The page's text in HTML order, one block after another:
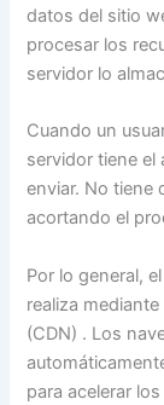
datos del sitio
procesar los
servidor lo
Cuando un
servidor tiene el
enviar. No tiene
acortando el
Por lo general,
realiza mediante
(CDN) . Los
para acelerar